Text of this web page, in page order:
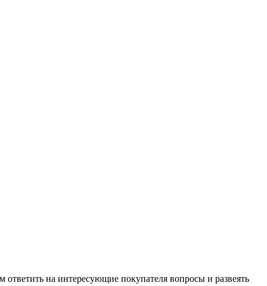
на интересующие покупателя вопросы и развеять